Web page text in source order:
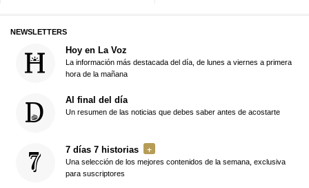
NEWSLETTERS
Hoy en La Voz
La información más destacada del día, de lunes a viernes a primera
hora de la mañana
Al final del día
Un resumen de las noticias que debes saber antes de acostarte
7 días 7 historias
Una selección de los mejores contenidos de la semana, exclusiva
para suscriptores